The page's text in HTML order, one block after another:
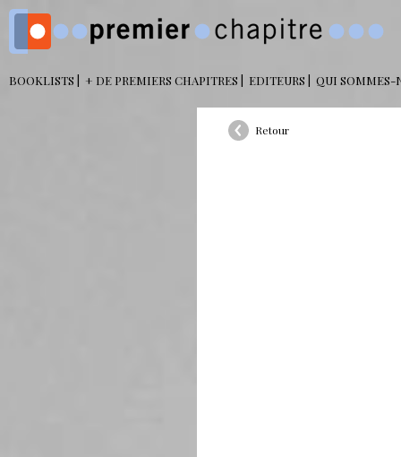
BOOKLISTS + DE PREMIERS CHAPITRES EDITEURS QUI SOMMES-
Retour